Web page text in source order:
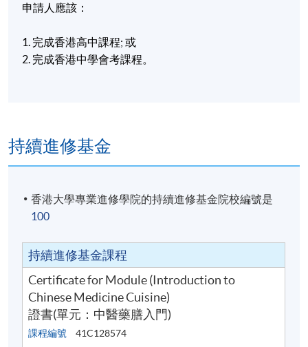
申請人應該：
1. 完成香港高中課程;或
2. 完成香港中學會考課程。
持續進修基金
香港大學專業進修學院的持續進修基金院校編號是
100
持續進修基金課程
Certificate for Module (Introduction to
Chinese Medicine Cuisine)
證書(單元：中醫藥膳入門)
課程編號
41C128574